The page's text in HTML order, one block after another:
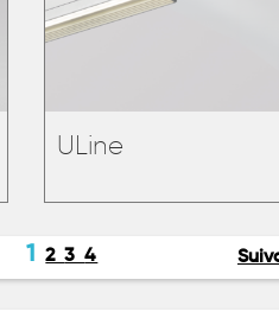
ULine
1234